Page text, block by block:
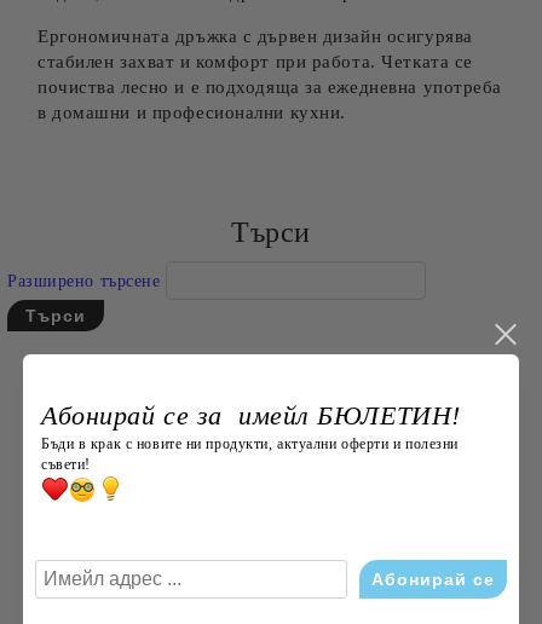
Ергономичната дръжка с дървен дизайн осигурява
стабилен захват и комфорт при работа. Четката се
почиства лесно и е подходяща за ежедневна употреба
в домашни и професионални кухни.
Търси
Разширено търсене
Абонирай се за имейл БЮЛЕТИН!
Бъди в крак с новите ни продукти, актуални оферти и полезни
съвети!